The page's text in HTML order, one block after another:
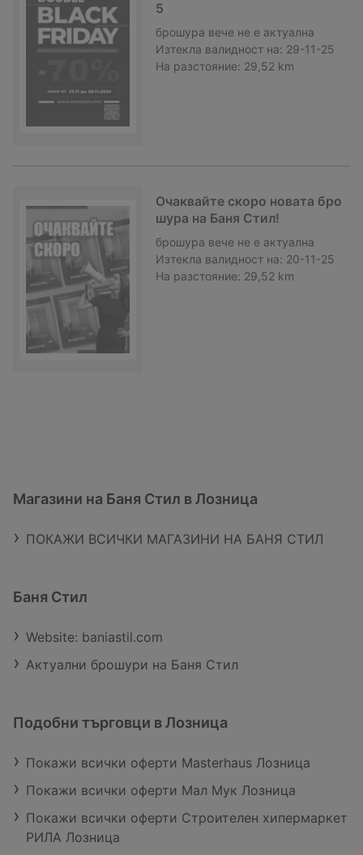
5
брошура вече не е актуална
Изтекла валидност на: 29-11-25
На разстояние: 29,52 km
Очаквайте скоро новата бро
шура на Баня Стил!
брошура вече не е актуална
Изтекла валидност на: 20-11-25
На разстояние: 29,52 km
Магазини на Баня Стил в Лозница
ПОКАЖИ ВСИЧКИ МАГАЗИНИ НА БАНЯ СТИЛ
Баня Стил
Website: baniastil.com
Актуални брошури на Баня Стил
Подобни търговци в Лозница
Покажи всички оферти Masterhaus Лозница
Покажи всички оферти Мал Мук Лозница
Покажи всички оферти Строителен хипермаркет
РИЛА Лозница